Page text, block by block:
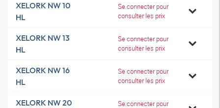
XELORK NW 10
HL
Se connecter pour
consulter les prix
XELORK NW 13
HL
Se connecter pour
consulter les prix
XELORK NW 16
HL
Se connecter pour
consulter les prix
XELORK NW 20
Se connecter pour